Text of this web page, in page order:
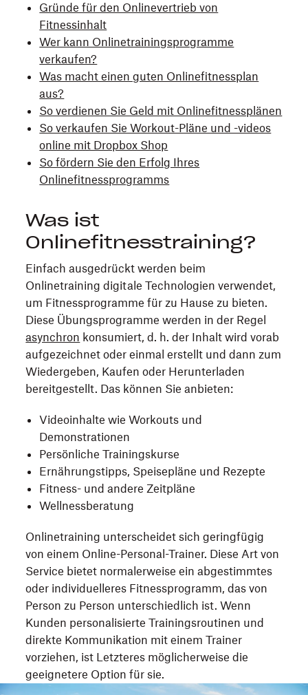
Gründe für den Onlinevertrieb von
Fitnessinhalt
Wer kann Onlinetrainingsprogramme
verkaufen?
Was macht einen guten Onlinefitnessplan
aus?
So verdienen Sie Geld mit Onlinefitnessplänen
So verkaufen Sie Workout-Pläne und -videos
online mit Dropbox Shop
So fördern Sie den Erfolg Ihres
Onlinefitnessprogramms
Was ist
Onlinefitnesstraining?
Einfach ausgedrückt werden beim
Onlinetraining digitale Technologien verwendet,
um Fitnessprogramme für zu Hause zu bieten.
Diese Übungsprogramme werden in der Regel
asynchron konsumiert, d. h. der Inhalt wird vorab
aufgezeichnet oder einmal erstellt und dann zum
Wiedergeben, Kaufen oder Herunterladen
bereitgestellt. Das können Sie anbieten:
Videoinhalte wie Workouts und
Demonstrationen
Persönliche Trainingskurse
Ernährungstipps, Speisepläne und Rezepte
Fitness- und andere Zeitpläne
Wellnessberatung
Onlinetraining unterscheidet sich geringfügig
von einem Online-Personal-Trainer. Diese Art von
Service bietet normalerweise ein abgestimmtes
oder individuelleres Fitnessprogramm, das von
Person zu Person unterschiedlich ist. Wenn
Kunden personalisierte Trainingsroutinen und
direkte Kommunikation mit einem Trainer
vorziehen, ist Letzteres möglicherweise die
geeignetere Option für sie.